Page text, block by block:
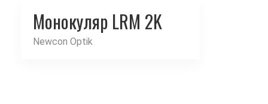
Монокуляр LRM 2K
Newcon Optik